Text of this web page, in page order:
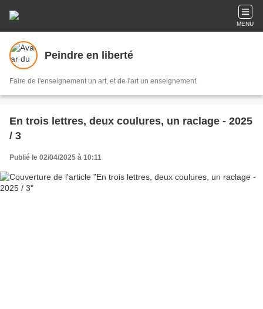
MENU
Peindre en liberté
Faire de l'enseignement un art, et de l'art un enseignement.
En trois lettres, deux coulures, un raclage - 2025
/ 3
Publié le 02/04/2025 à 10:11